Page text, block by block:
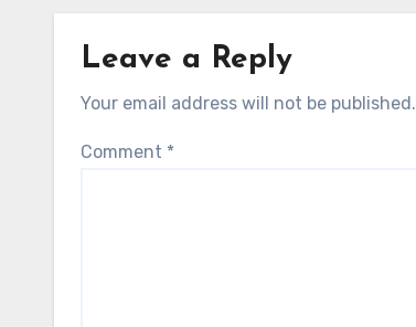
Leave a Reply
Your email address will not be published.
Comment *